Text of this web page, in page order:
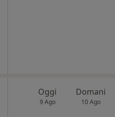
Oggi
9 Ago
Domani
10 Ago